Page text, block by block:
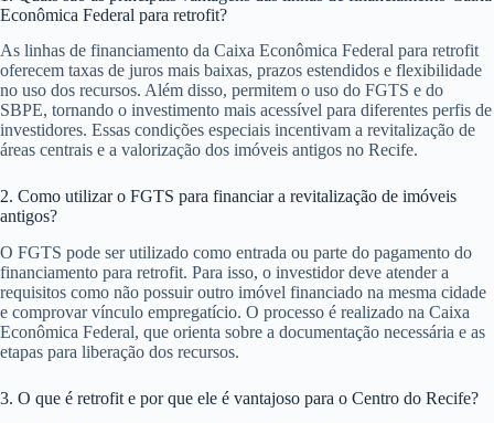
Econômica Federal para retrofit?
As linhas de financiamento da Caixa Econômica Federal para retrofit
oferecem taxas de juros mais baixas, prazos estendidos e flexibilidade
no uso dos recursos. Além disso, permitem o uso do FGTS e do
SBPE, tornando o investimento mais acessível para diferentes perfis de
investidores. Essas condições especiais incentivam a revitalização de
áreas centrais e a valorização dos imóveis antigos no Recife.
2. Como utilizar o FGTS para financiar a revitalização de imóveis
antigos?
O FGTS pode ser utilizado como entrada ou parte do pagamento do
financiamento para retrofit. Para isso, o investidor deve atender a
requisitos como não possuir outro imóvel financiado na mesma cidade
e comprovar vínculo empregatício. O processo é realizado na Caixa
Econômica Federal, que orienta sobre a documentação necessária e as
etapas para liberação dos recursos.
3. O que é retrofit e por que ele é vantajoso para o Centro do Recife?